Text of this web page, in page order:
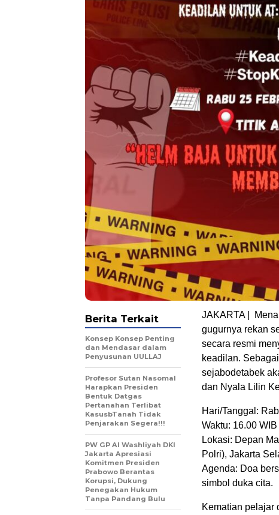
JAKARTA |
gugurnya rekan
secara resmi
keadilan.
sejabodetabek
dan Nyala Lilin
​Hari/Tanggal:
​Waktu: 16.00
​Lokasi: Depan
Polri), Jakarta
​Agenda: Doa
simbol duka cita.
​Kematian pelajar
Berita Terkait
Konsep Konsep Penting
dan Mendasar dalam
Penyusunan UULLAJ
Profesor Sutan Nasomal
Harapkan Presiden
Bentuk Datgas
Pertanahan Terlibat
KasusbTanah Tidak
Penjarakan Segera!!!
PW GP Al Washliyah DKI
Jakarta Apresiasi
Komitmen Presiden
Prabowo Berantas
Korupsi, Dukung
Penegakan Hukum
Tanpa Pandang Bulu